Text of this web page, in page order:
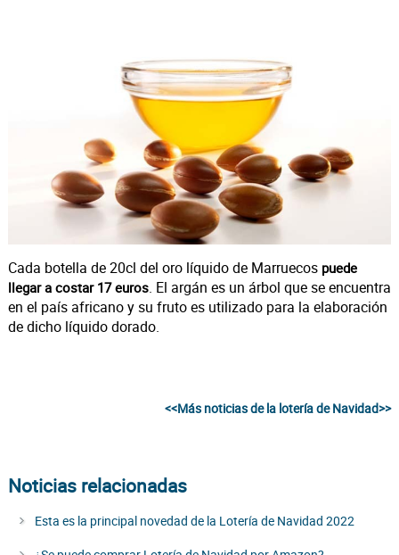
Cada botella de 20cl del oro líquido de Marruecos puede
llegar a costar 17 euros. El argán es un árbol que se encuentra
en el país africano y su fruto es utilizado para la elaboración
de dicho líquido dorado.
<<Más noticias de la lotería de Navidad>>
Noticias relacionadas
Esta es la principal novedad de la Lotería de Navidad 2022